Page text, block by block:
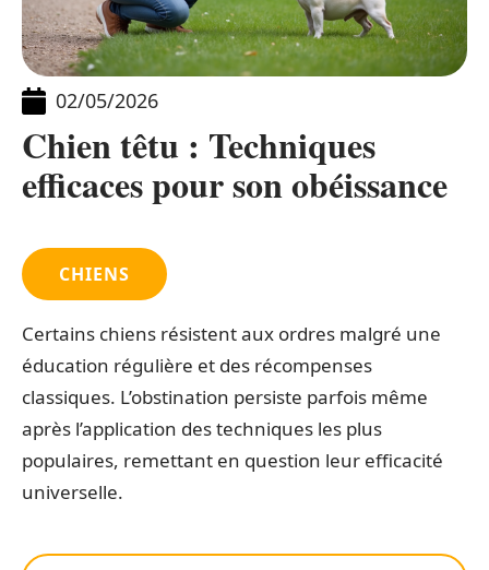
02/05/2026
Chien têtu : Techniques
efficaces pour son obéissance
CHIENS
Certains chiens résistent aux ordres malgré une
éducation régulière et des récompenses
classiques. L’obstination persiste parfois même
après l’application des techniques les plus
populaires, remettant en question leur efficacité
universelle.